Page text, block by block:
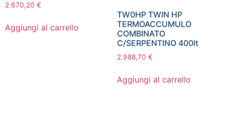
2.670,20 €
Aggiungi al carrello
TW0HP TWIN HP
TERMOACCUMULO
COMBINATO
C/SERPENTINO 400lt
2.988,70 €
Aggiungi al carrello